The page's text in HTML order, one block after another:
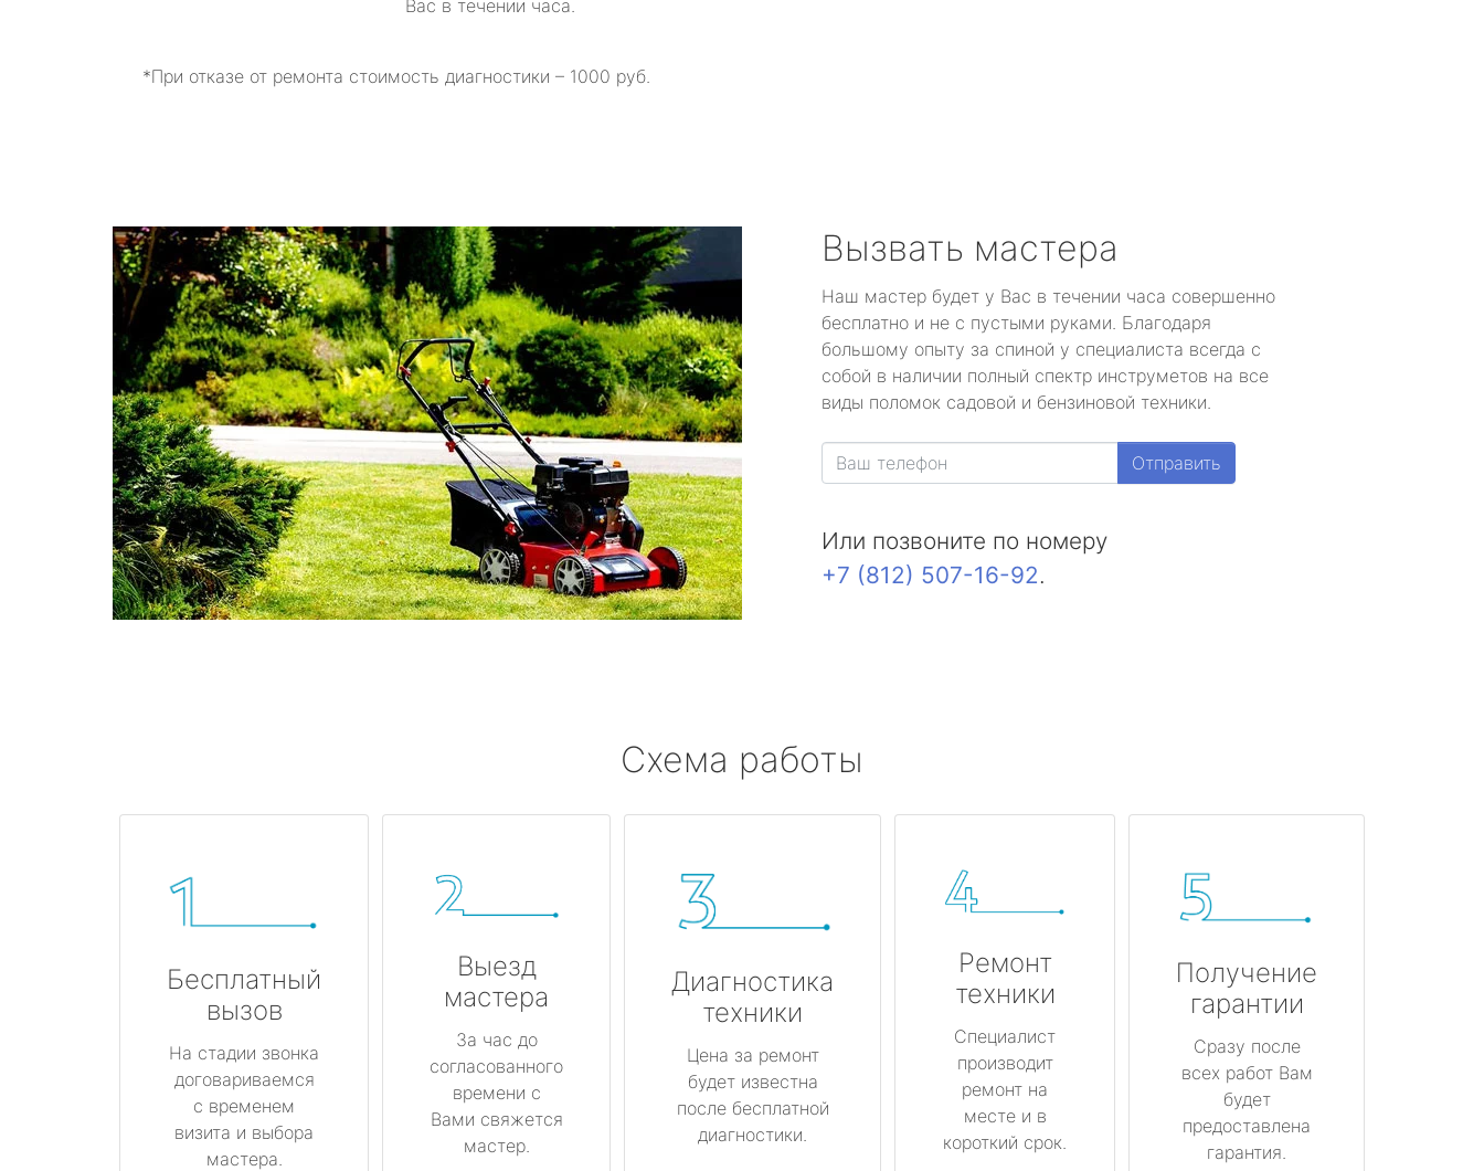
Вас в течении часа.
*При отказе от ремонта стоимость диагностики – 1000 руб.
Вызвать мастера
Наш мастер будет у Вас в течении часа совершенно
бесплатно и не с пустыми руками. Благодаря
большому опыту за спиной у специалиста всегда с
собой в наличии полный спектр инструметов на все
виды поломок садовой и бензиновой техники.
Отправить
Или позвоните по номеру
+7 (812) 507-16-92.
Схема работы
Бесплатный
вызов
На стадии звонка
договариваемся
с временем
визита и выбора
мастера.
Выезд
мастера
За час до
согласованного
времени с
Вами свяжется
мастер.
Диагностика
техники
Цена за ремонт
будет известна
после бесплатной
диагностики.
Ремонт
техники
Специалист
производит
ремонт на
месте и в
короткий срок.
Получение
гарантии
Сразу после
всех работ Вам
будет
предоставлена
гарантия.